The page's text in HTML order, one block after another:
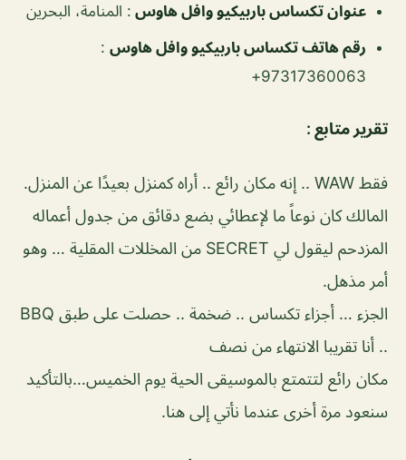
عنوان تكساس باربيكيو وافل هاوس : المنامة، البحرين
رقم هاتف تكساس باربيكيو وافل هاوس :
97317360063+
تقرير متابع :
فقط WAW .. إنه مكان رائع .. أراه كمنزل بعيدًا عن المنزل.
المالك كان نوعاً ما لإعطائي بضع دقائق من جدول أعماله
المزدحم ليقول لي SECRET من المخللات المقلية … وهو
أمر مذهل.
الجزء … أجزاء تكساس .. ضخمة .. حصلت على طبق BBQ
.. أنا تقريبا الانتهاء من نصف
مكان رائع لتتمتع بالموسيقى الحية يوم الخميس…بالتأكيد
سنعود مرة أخرى عندما نأتي إلى هنا.